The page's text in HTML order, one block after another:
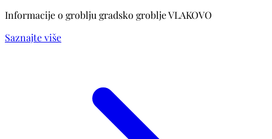
Informacije o groblju gradsko groblje VLAKOVO
Saznajte više